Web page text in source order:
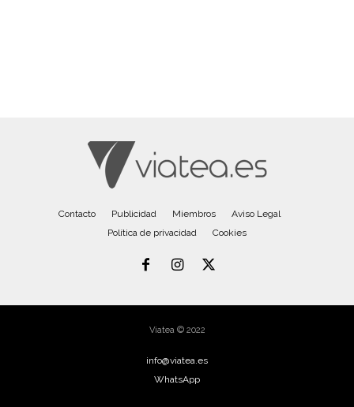
Contacto Publicidad Miembros
Aviso Legal
Política de privacidad
Cookies
Viatea © 2022
info@viatea.es
WhatsApp